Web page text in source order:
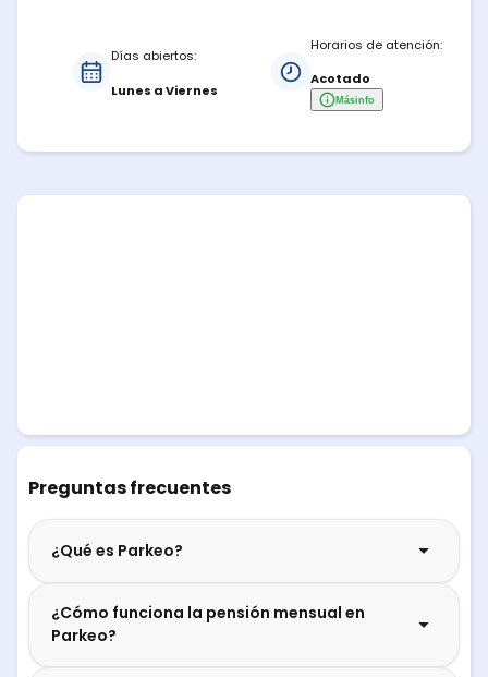
Días abiertos:
Lunes a Viernes
Horarios de atención:
Acotado
Másinfo
Preguntas frecuentes
¿Qué es Parkeo?
¿Cómo funciona la pensión mensual en
Parkeo?